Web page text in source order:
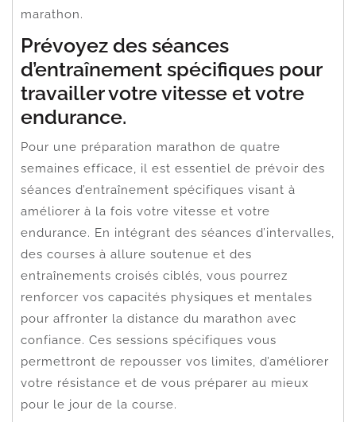
marathon.
Prévoyez des séances
d’entraînement spécifiques pour
travailler votre vitesse et votre
endurance.
Pour une préparation marathon de quatre
semaines efficace, il est essentiel de prévoir des
séances d’entraînement spécifiques visant à
améliorer à la fois votre vitesse et votre
endurance. En intégrant des séances d’intervalles,
des courses à allure soutenue et des
entraînements croisés ciblés, vous pourrez
renforcer vos capacités physiques et mentales
pour affronter la distance du marathon avec
confiance. Ces sessions spécifiques vous
permettront de repousser vos limites, d’améliorer
votre résistance et de vous préparer au mieux
pour le jour de la course.